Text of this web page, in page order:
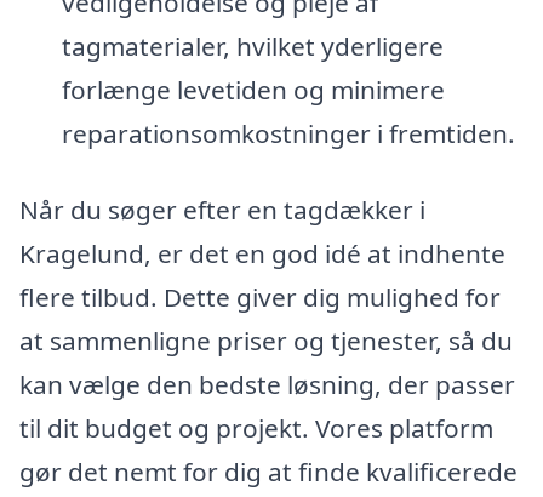
tagmaterialer, hvilket yderligere
forlænge levetiden og minimere
reparationsomkostninger i fremtiden.
Når du søger efter en tagdækker i
Kragelund, er det en god idé at indhente
flere tilbud. Dette giver dig mulighed for
at sammenligne priser og tjenester, så du
kan vælge den bedste løsning, der passer
til dit budget og projekt. Vores platform
gør det nemt for dig at finde kvalificerede